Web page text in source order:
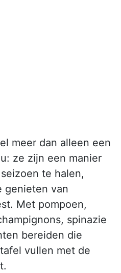
meer dan alleen een
ze zijn een manier
te halen,
genieten van
Met pompoen,
spinazie
bereiden die
vullen met de